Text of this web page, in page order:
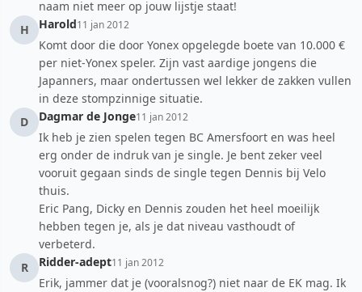
naam niet meer op jouw lijstje staat!
H
Harold11 jan 2012
Komt door die door Yonex opgelegde boete van 10.000 €
per niet-Yonex speler. Zijn vast aardige jongens die
Japanners, maar ondertussen wel lekker de zakken vullen
in deze stompzinnige situatie.
D
Dagmar de Jonge11 jan 2012
Ik heb je zien spelen tegen BC Amersfoort en was heel
erg onder de indruk van je single. Je bent zeker veel
vooruit gegaan sinds de single tegen Dennis bij Velo
thuis.
Eric Pang, Dicky en Dennis zouden het heel moeilijk
hebben tegen je, als je dat niveau vasthoudt of
verbeterd.
R
Ridder-adept11 jan 2012
Erik, jammer dat je (vooralsnog?) niet naar de EK mag. Ik